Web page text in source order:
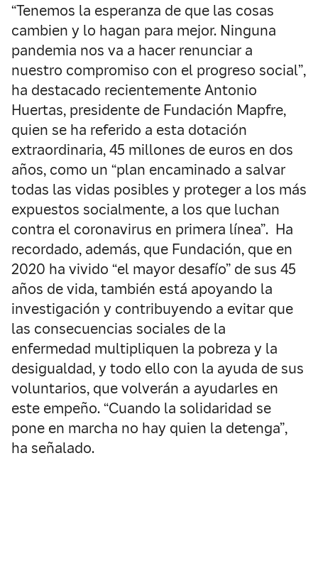
“Tenemos la esperanza de que las cosas
cambien y lo hagan para mejor. Ninguna
pandemia nos va a hacer renunciar a
nuestro compromiso con el progreso social”,
ha destacado recientemente Antonio
Huertas, presidente de Fundación Mapfre,
quien se ha referido a esta dotación
extraordinaria, 45 millones de euros en dos
años, como un “plan encaminado a salvar
todas las vidas posibles y proteger a los más
expuestos socialmente, a los que luchan
contra el coronavirus en primera línea”. Ha
recordado, además, que Fundación, que en
2020 ha vivido “el mayor desafío” de sus 45
años de vida, también está apoyando la
investigación y contribuyendo a evitar que
las consecuencias sociales de la
enfermedad multipliquen la pobreza y la
desigualdad, y todo ello con la ayuda de sus
voluntarios, que volverán a ayudarles en
este empeño. “Cuando la solidaridad se
pone en marcha no hay quien la detenga”,
ha señalado.